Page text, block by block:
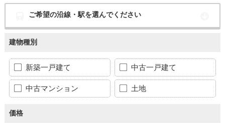
ご希望の沿線・駅を選んでください
建物種別
新築一戸建て 中古一戸建て
中古マンション 土地
価格